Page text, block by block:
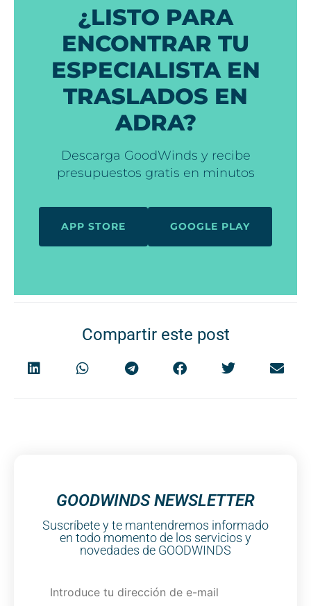
¿LISTO PARA
ENCONTRAR TU
ESPECIALISTA EN
TRASLADOS EN
ADRA?
Descarga GoodWinds y recibe
presupuestos gratis en minutos
APP STORE GOOGLE PLAY
Compartir este post
GOODWINDS NEWSLETTER
Suscríbete y te mantendremos informado
en todo momento de los servicios y
novedades de GOODWINDS